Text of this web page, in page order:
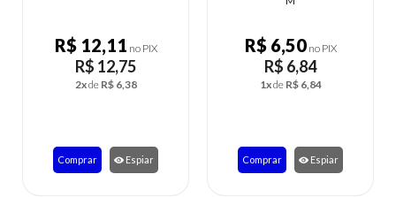
R$ 12,11no PIX
R$ 12,75
R$ 6,38
Espiar
R$ 6,50no PIX
R$ 6,84
R$ 6,84
Espiar